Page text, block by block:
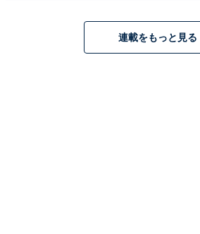
ちのよいルートで、プチ登山気分で
連載をもっと見る